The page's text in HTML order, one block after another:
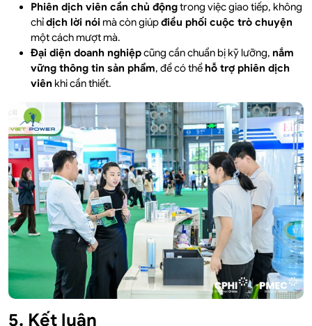
Phiên dịch viên cần chủ độngtrong việc giao tiếp, không
chỉdịch lời nói mà còn giúpđiều phối cuộc trò chuyện
một cách mượt mà.
Đại diện doanh nghiệpcũng cần chuẩn bị kỹ lưỡng, nắm
vững thông tin sản phẩm, để có thể hỗ trợ phiên dịch
viên khi cần thiết.
5. Kết luận